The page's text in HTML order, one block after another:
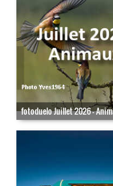
fotoduelo Juillet 2026 -